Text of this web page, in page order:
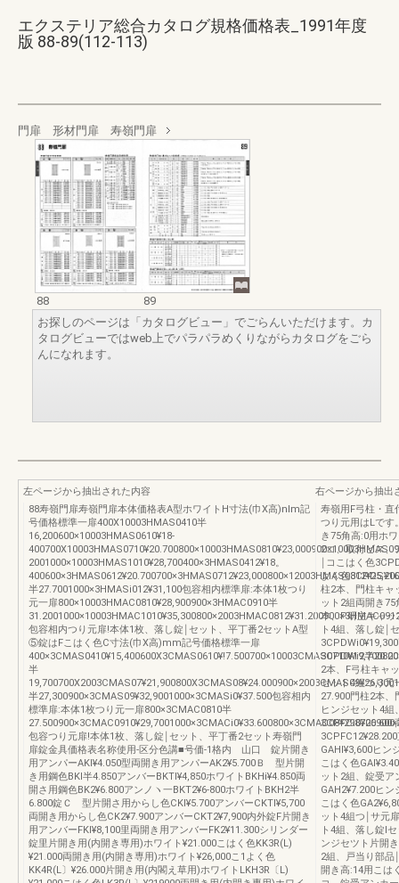
エクステリア総合カタログ規格価格表_1991年度
版 88-89(112-113)
門扉 形材門扉 寿嶺門扉
88
89
お探しのページは「カタログビュー」でごらんいただけます。カ
タログビューではweb上でパラパラめくりながらカタログをごら
んになれます。
左ページから抽出された内容
88寿嶺門扉寿嶺門扉本体価格表A型ホワイトH寸法(巾X高)nlm記
号価格標準一扉400X10003HMAS0410半
16,200600×10003HMAS0610¥18‐
2001000×10003HMAS1010¥28,700400×3HMAS0412¥18。
半27.7001000×3HMASi012¥31,100包容相内標準扉:本体1枚つり
元一扉800×10003HMAC0810¥28,900900×3HMAC0910半
包容相内つり元扉!本体1枚、落し錠￨セット、平丁番2セットA型
⑤錠はFこはく色C寸法(巾X高)mm記号価格標準一扉
半
半27,300900×3CMAS09¥32,9001000×3CMASi0¥37.500包容相内
標準扉:本体1枚つり元一扉800×3CMAC0810半
包容つり元扉!本体1枚、落し錠￨セット、平丁番2セット寿嶺門
扉錠金具価格表名称使用‐区分色講■号価‐1格内 山口 錠片開き
用アンパーAKl¥4.050型両開き用アンパーAK2¥5.700Ｂ 型片開
き用鋼色BKl半4.850アンバーBKTl¥4,850ホワイトBKHi¥4.850両
開さ用鋼色BK2¥6.800アンノヽ一BKT2¥6‐800ホワイトBKH2半
6.800錠Ｃ 型片開さ用からし色CKl¥5.700アンバーCKTl¥5,700
両開き用からし色CK2¥7.900アンバーCKT2¥7,900内外錠F片開き
用アンバーFKl¥8,100里両開き用アンバーFK2¥11.300シリンダー
錠里片開き用(内開き専用)ホワイト¥21.000こはく色KK3R(L)
¥21.000両開き用(内開き専用)ホワイト¥26,000こ1よく色
KK4R(L〕¥26.000片開き用(内閣え草用)ホワイトLKH3R〔L)
右ページから抽出
寿嶺用F弓柱・直
つり元用はLです
き75角高:0用ホ
2コ、取付ビス、
￨コこはく色
よく色
柱2本、門柱キャ
ット2組両開き
本、P研主キャ
ト4組、落し錠￨
3CPDWi2半
2本、F弓柱キャ
セット4組つり
27.900門柱2本、
ヒンジセット4
3CPFCi0¥26.600
GAHl¥3,600ヒン
こはく色
ット2組、錠受
GAH2¥7.200ヒ
こはく色
ット4組つ￨サ元
ト4組、落し錠l
ンジセツト片開
2組、戸当り部品
開き高:14用こは